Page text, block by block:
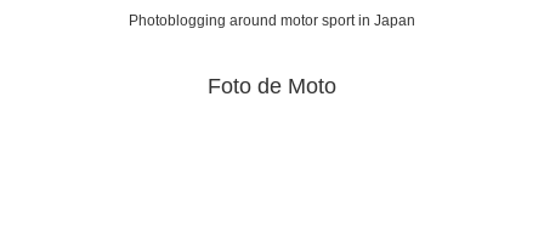
Photoblogging around motor sport in Japan
Foto de Moto